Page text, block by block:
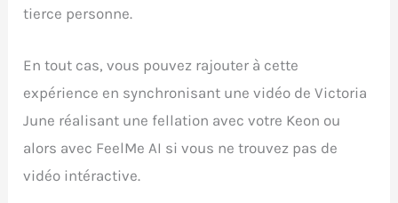
tierce personne.
En tout cas, vous pouvez rajouter à cette
expérience en synchronisant une vidéo de Victoria
June réalisant une fellation avec votre Keon ou
alors avec FeelMe AI si vous ne trouvez pas de
vidéo intéractive.